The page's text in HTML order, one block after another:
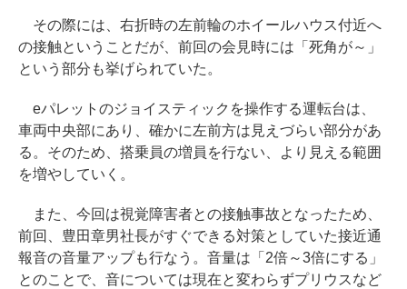
その際には、右折時の左前輪のホイールハウス付近へ
の接触ということだが、前回の会見時には「死角が～」
という部分も挙げられていた。
eパレットのジョイスティックを操作する運転台は、
車両中央部にあり、確かに左前方は見えづらい部分があ
る。そのため、搭乗員の増員を行ない、より見える範囲
を増やしていく。
また、今回は視覚障害者との接触事故となったため、
前回、豊田章男社長がすぐできる対策としていた接近通
報音の音量アップも行なう。音量は「2倍～3倍にする」
とのことで、音については現在と変わらずプリウスなど